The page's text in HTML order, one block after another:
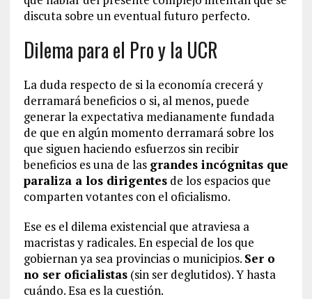
discuta sobre un eventual futuro perfecto.
Dilema para el Pro y la UCR
La duda respecto de si la economía crecerá y
derramará beneficios o si, al menos, puede
generar la expectativa medianamente fundada
de que en algún momento derramará sobre los
que siguen haciendo esfuerzos sin recibir
beneficios es una de las grandes incógnitas que
paraliza a los dirigentesde los espacios que
comparten votantes con el oficialismo.
Ese es el dilema existencial que atraviesa a
macristas y radicales. En especial de los que
gobiernan ya sea provincias o municipios. Ser o
no ser oficialistas(sin ser deglutidos). Y hasta
cuándo. Esa es la cuestión.